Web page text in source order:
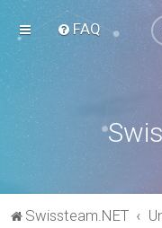
FAQ
Swissteam.NET